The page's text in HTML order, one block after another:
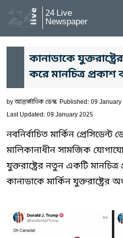
24 Live
Newspaper
কানাডাকে
করে মানচিত্র প্রকাশ
byআন্তর্জাতিক ডেস্ক Published: 09 January
Last Updated: 09 January 2025
নবনির্বাচিত মার্কিন প্রেসিডেন্ট
মালিকানাধীন সামজিক
যুক্তরাষ্ট্রের নতুন একটি
কানাডাকে মার্কিন যুক্তরাষ্ট্রের